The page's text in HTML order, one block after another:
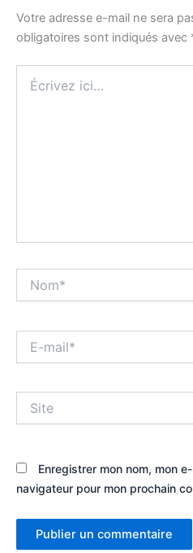
Votre adresse e-mail ne sera
obligatoires sont indiqués avec
ici…
mail*
Enregistrer mon nom, mon
navigateur pour mon prochain